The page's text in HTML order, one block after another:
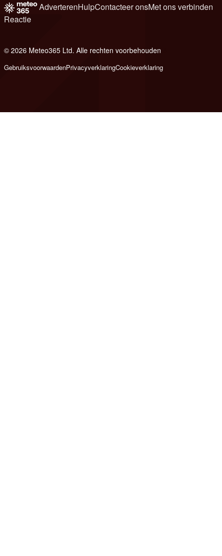
AdverterenHulpContacteer onsMet ons verbinden
Reactie
© 2026 Meteo365 Ltd. Alle rechten voorbehouden
GebruiksvoorwaardenPrivacyverklaringCookieverklaring